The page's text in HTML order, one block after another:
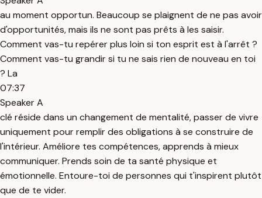
au moment opportun. Beaucoup se plaignent de ne pas avoir
d'opportunités, mais ils ne sont pas prêts à les saisir.
Comment vas-tu repérer plus loin si ton esprit est à l'arrêt ?
Comment vas-tu grandir si tu ne sais rien de nouveau en toi
? La
07:37
Speaker A
clé réside dans un changement de mentalité, passer de vivre
uniquement pour remplir des obligations à se construire de
l'intérieur. Améliore tes compétences, apprends à mieux
communiquer. Prends soin de ta santé physique et
émotionnelle. Entoure-toi de personnes qui t'inspirent plutôt
que de te vider.